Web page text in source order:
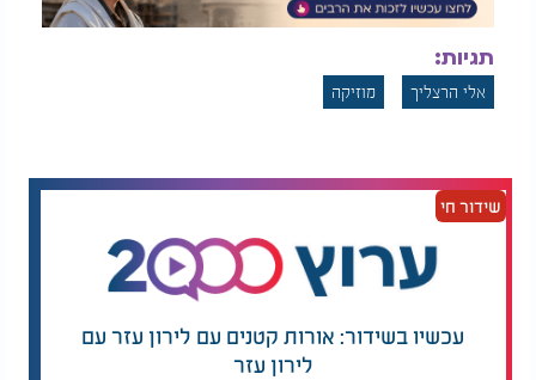
תגיות:
אלי הרצליך מוזיקה
שידור חי
עכשיו בשידור: אורות קטנים עם לירון עזר עם
לירון עזר